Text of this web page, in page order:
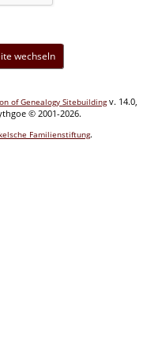
wechseln
of Genealogy Sitebuildingv. 14.0,
© 2001-2026.
Familienstiftung.